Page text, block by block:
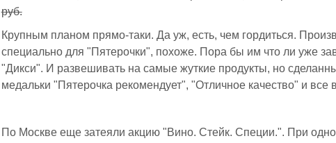
руб.
Крупным планом прямо-таки. Да уж, есть, чем гордиться.
специально для "Пятерочки", похоже. Пора бы им что ли уже
"Дикси". И развешивать на самые жуткие продукты, но
медальки "Пятерочка рекомендует", "Отличное качество" и все
По Москве еще затеяли акцию "Вино. Стейк. Специи.". При